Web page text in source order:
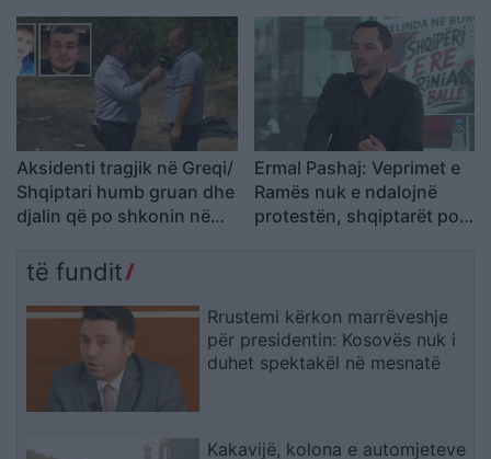
dhe Cirk Kombëtar
udhëhiqet nga nevojat e
Aksidenti tragjik në Greqi/
Shqiptari humb gruan dhe
djalin që po shkonin në
Ermal Pashaj: Veprimet e
Ramës nuk e ndalojnë
protestën, shqiptarët po
të fundit
Rrustemi kërkon marrëveshje
për presidentin: Kosovës nuk i
duhet spektakël në mesnatë
Kakavijë, kolona e automjeteve